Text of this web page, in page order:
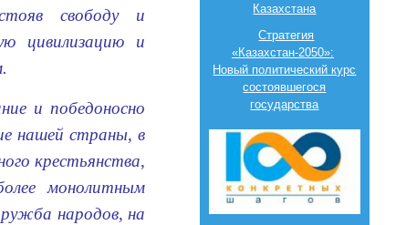
свободу и
цивилизацию и
и победоносно
нашей страны, в
крестьянства,
монолитным
народов, на
Казахстана
Стратегия
«Казахстан-2050»:
Новый политический курс
состоявшегося
государства